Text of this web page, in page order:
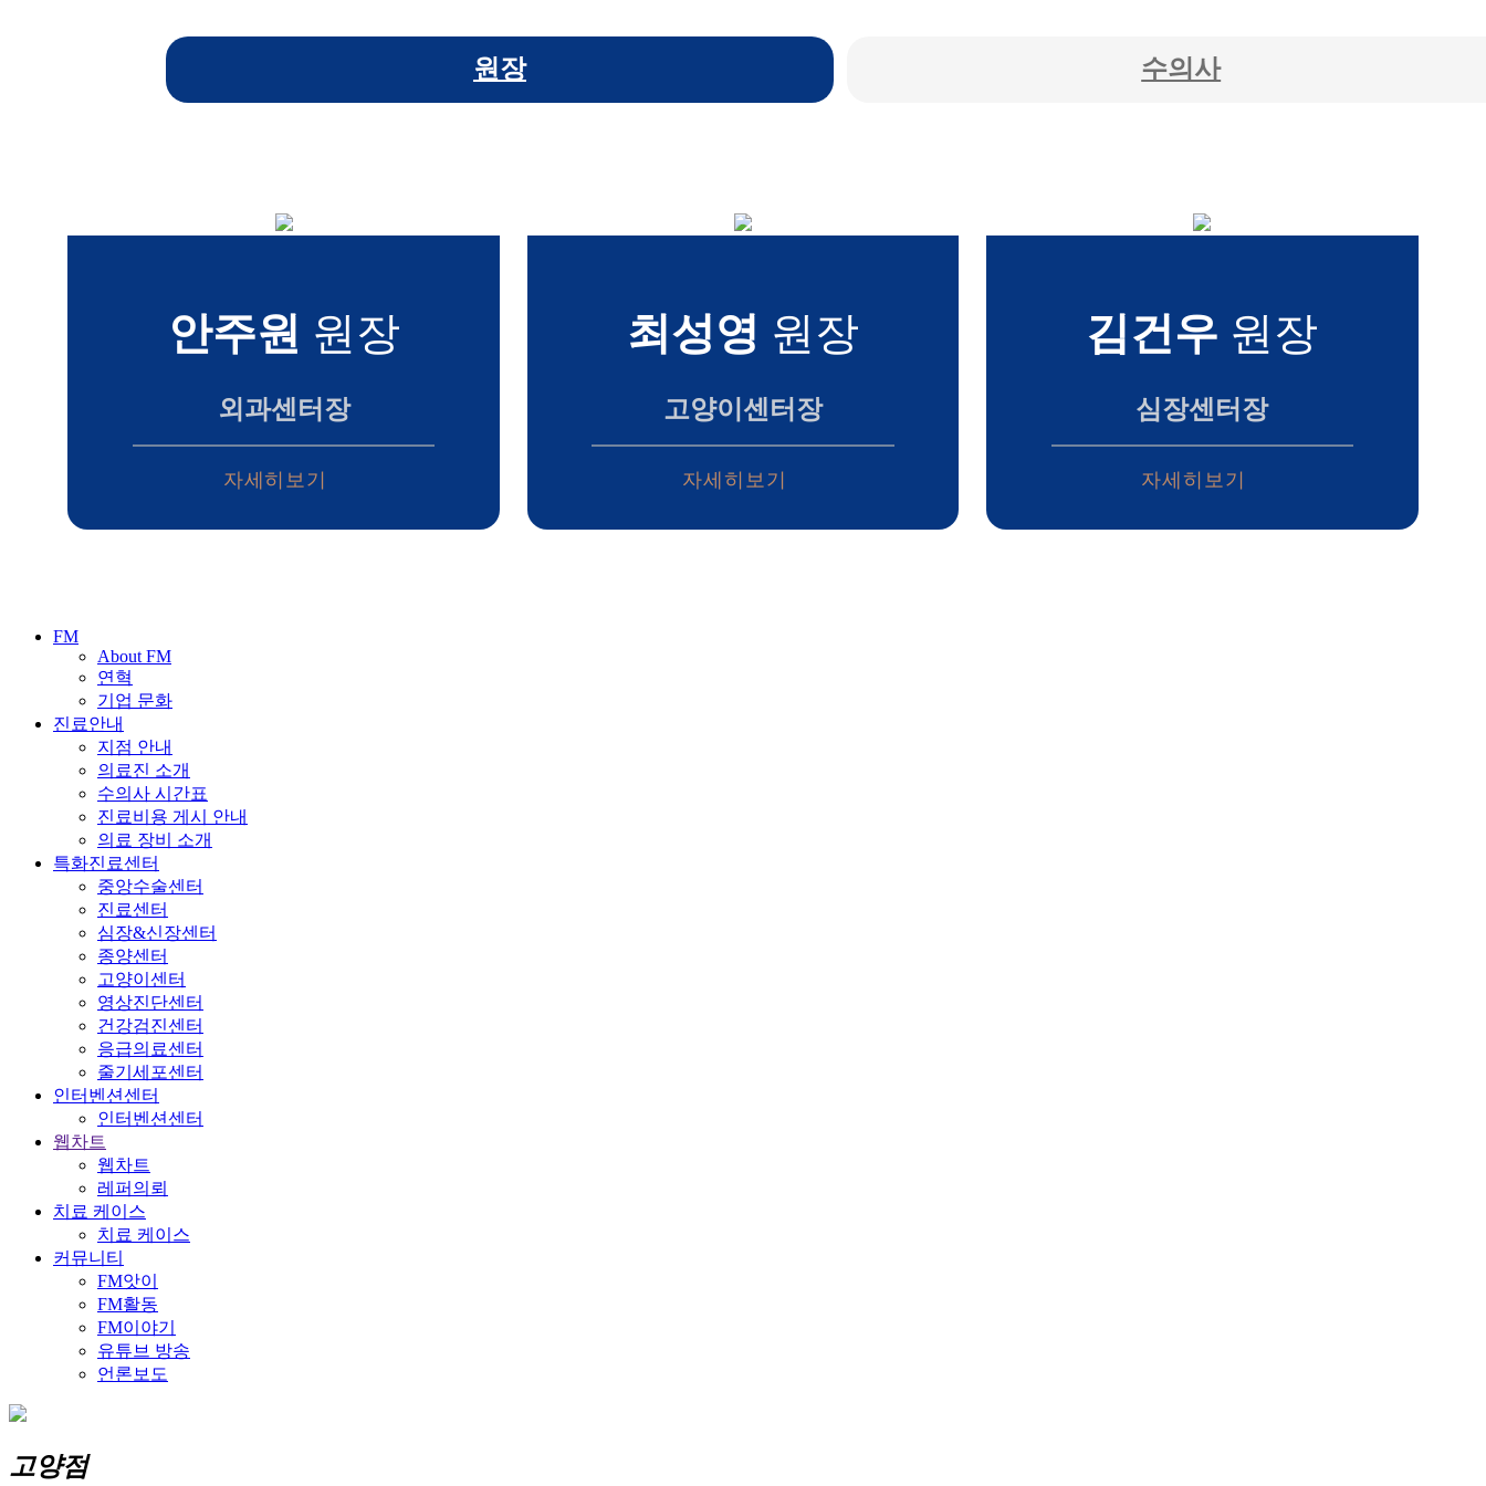
원장 수의사
안주원 원장
외과센터장
최성영 원장
고양이센터장
김건우 원장
심장센터장
FM
About FM
연혁
기업 문화
진료안내
지점 안내
의료진 소개
수의사 시간표
진료비용 게시 안내
의료 장비 소개
특화진료센터
중앙수술센터
진료센터
심장&신장센터
종양센터
고양이센터
영상진단센터
건강검진센터
응급의료센터
줄기세포센터
인터벤션센터
인터벤션센터
웹차트
웹차트
레퍼의뢰
치료 케이스
치료 케이스
커뮤니티
FM앗이
FM활동
FM이야기
유튜브 방송
언론보도
고양점